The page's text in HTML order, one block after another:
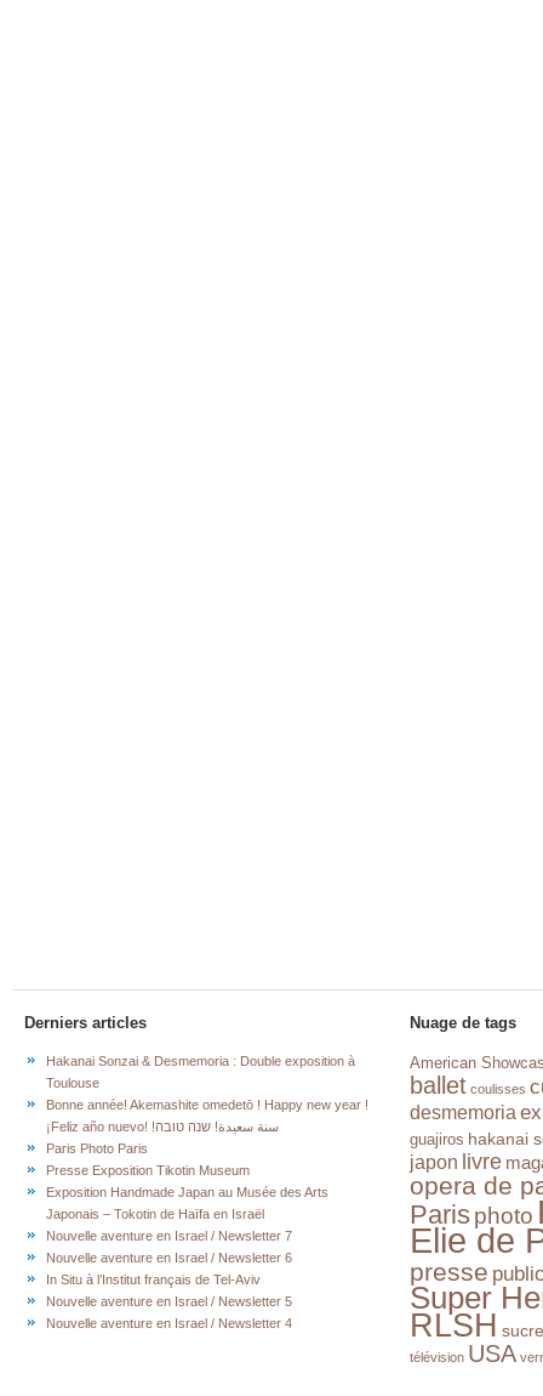
Derniers articles
Hakanai Sonzai & Desmemoria : Double exposition à
Toulouse
Bonne année! Akemashite omedetō ! Happy new year !
¡Feliz año nuevo! !سنة سعيدة! שנה טובה
Paris Photo Paris
Presse Exposition Tikotin Museum
Exposition Handmade Japan au Musée des Arts
Japonais – Tokotin de Haïfa en Israël
Nouvelle aventure en Israel / Newsletter 7
Nouvelle aventure en Israel / Newsletter 6
In Situ à l’Institut français de Tel-Aviv
Nouvelle aventure en Israel / Newsletter 5
Nouvelle aventure en Israel / Newsletter 4
Nuage de tags
American
ballet coulisses
desmemoria
guajiros hakanai
japon livre
opera de
Paris photo
Elie de
presse
Super
RLSH sucre
télévision USA